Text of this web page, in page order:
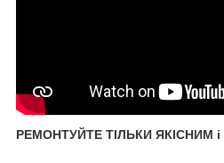
РЕМОНТУЙТЕ ТІЛЬКИ ЯКІСНИМ